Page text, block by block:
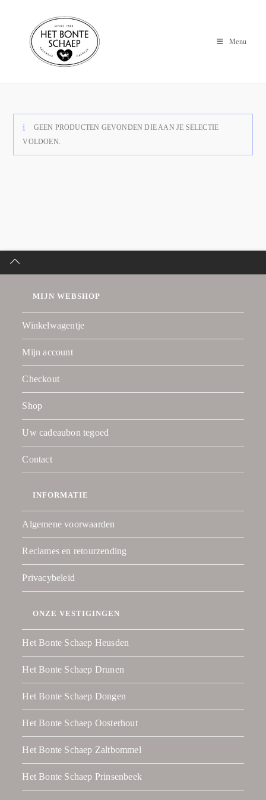
Menu
GEEN PRODUCTEN GEVONDEN DIE AAN JE SELECTIE
VOLDOEN.
MIJN WEBSHOP
Winkelwagentje
Mijn account
Checkout
Shop
Uw cadeaubon tegoed
Contact
INFORMATIE
Algemene voorwaarden
Reclames en retourzending
Privacybeleid
ONZE VESTIGINGEN
Het Bonte Schaep Heusden
Het Bonte Schaep Drunen
Het Bonte Schaep Dongen
Het Bonte Schaep Oosterhout
Het Bonte Schaep Zaltbommel
Het Bonte Schaep Prinsenbeek